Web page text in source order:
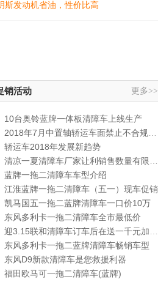
斯发动机省油，性价比高
销活动 更多>>
10台奥铃蓝牌一体板清障车上线生产
2018年7月中置轴轿运车面禁止不合规车辆运输车通行
轿运车2018年发展新趋势
清凉一夏清障车厂家让利销售数量有限送货上门
蓝牌一拖二清障车车型介绍
江淮蓝牌一拖二清障车（五一）现车促销
凯马国五一拖二蓝牌清障车一口价10万
东风多利卡一拖二清障车全市最低价
迎3.15联和清障车订车后在送一千元加油卡
东风多利卡一拖二蓝牌清障车畅销车型
东风D9新款清障车是您救援利器
福田欧马可一拖二清障车(蓝牌)